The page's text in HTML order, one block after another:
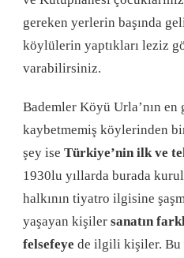
gereken yerlerin başında
köylülerin yaptıkları leziz
varabilirsiniz.
Bademler Köyü Urla’nın
kaybetmemiş köylerinden
şey ise Türkiye’nin ilk ve
1930lu yıllarda burada
halkının tiyatro ilgisine
yaşayan kişiler sanatın
felsefeye de ilgili kişiler. Bu